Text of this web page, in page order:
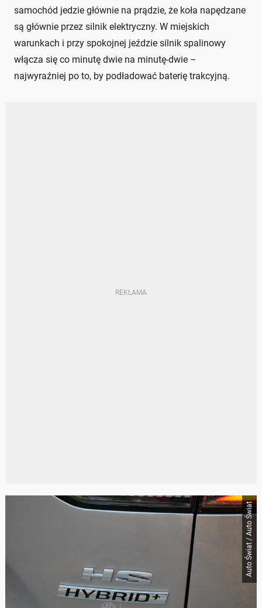
samochód jedzie głównie na prądzie, że koła napędzane
są głównie przez silnik elektryczny. W miejskich
warunkach i przy spokojnej jeździe silnik spalinowy
włącza się co minutę dwie na minutę-dwie –
najwyraźniej po to, by podładować baterię trakcyjną.
Auto Świat / Auto Świat